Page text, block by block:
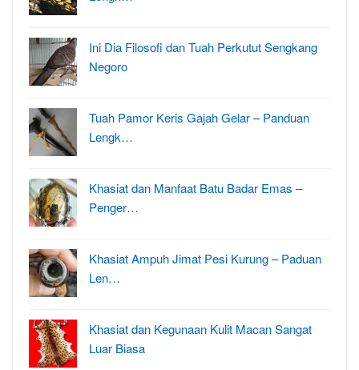
Ini Dia Filosofi dan Tuah Perkutut Sengkang
Negoro
Tuah Pamor Keris Gajah Gelar – Panduan
Lengk…
Khasiat dan Manfaat Batu Badar Emas –
Penger…
Khasiat Ampuh Jimat Pesi Kurung – Paduan
Len…
Khasiat dan Kegunaan Kulit Macan Sangat
Luar Biasa